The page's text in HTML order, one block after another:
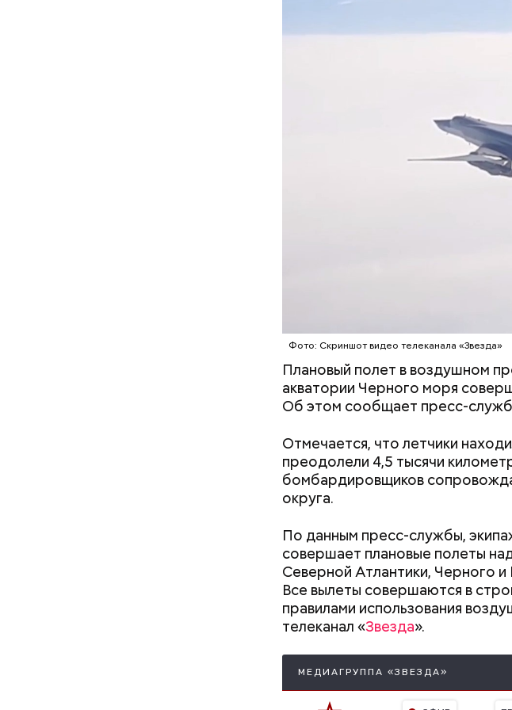
Фото: Скриншот видео телеканала «Звезда»
Плановый полет в воздушном
акватории Черного моря
Об этом сообщает пресс-
Отмечается, что летчики
преодолели 4,5 тысячи
бомбардировщиков
округа.
По данным пресс-службы,
совершает плановые полеты
Северной Атлантики, Черного
Все вылеты совершаются в
правилами использования
телеканал «Звезда».
Как гласит предание, совершая
Чудотворец по просьбе
разбушевавшееся море.
А еще, удержав меч палача,
мужей, невинно осужденных